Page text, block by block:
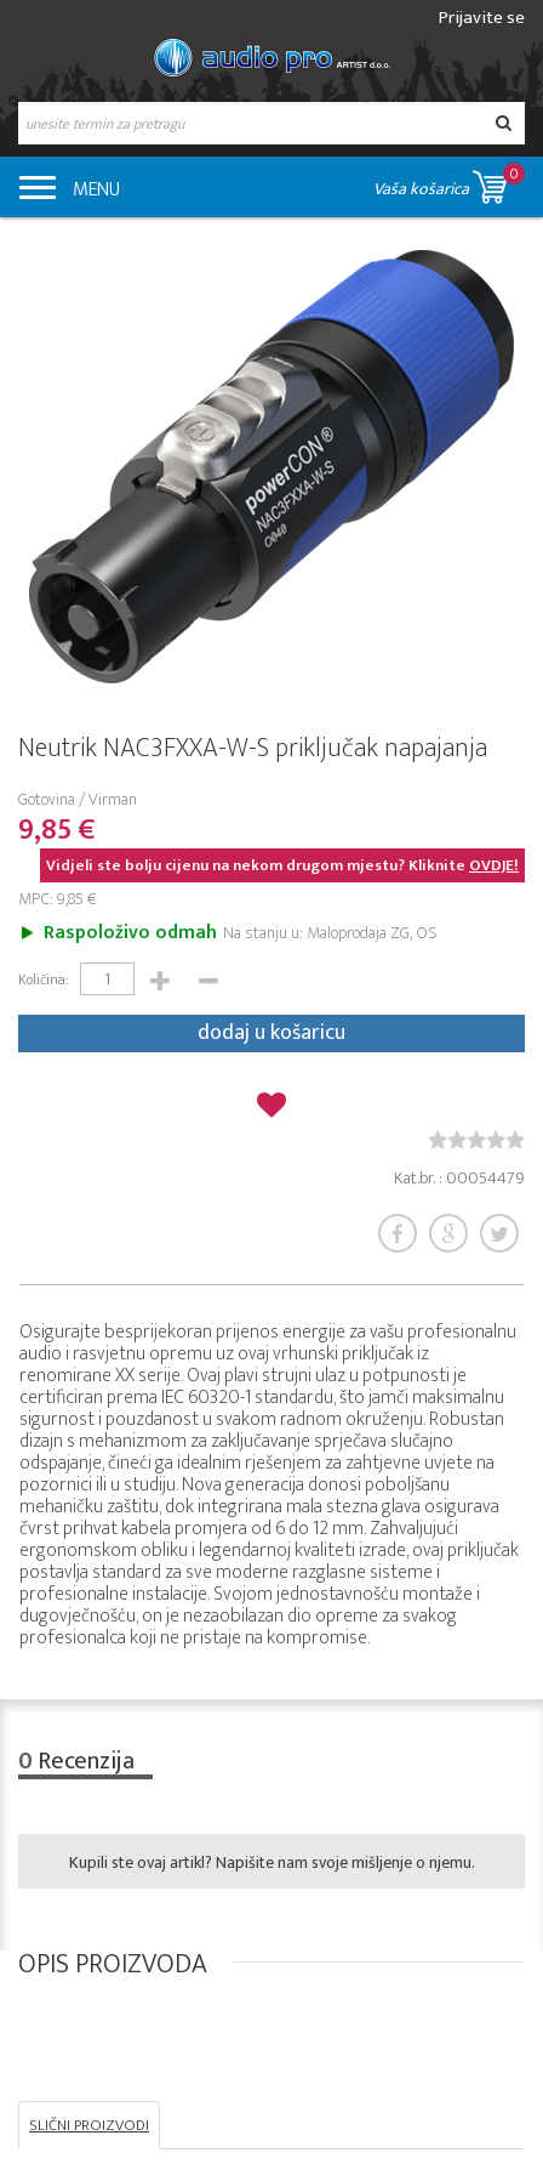
Prijavite se
MENU Vaša košarica
0
Neutrik NAC3FXXA-W-S priključak napajanja
Gotovina / Virman
9,85 €
Vidjeli ste bolju cijenu na nekom drugom mjestu? KlikniteOVDJE!
MPC: 9,85 €
Raspoloživo odmah Na stanju u: Maloprodaja ZG, OS
Količina:
dodaj u košaricu
Kat.br. : 00054479
Osigurajte besprijekoran prijenos energije za vašu profesionalnu
audio i rasvjetnu opremu uz ovaj vrhunski priključak iz
renomirane XX serije. Ovaj plavi strujni ulaz u potpunosti je
certificiran prema IEC 60320-1 standardu, što jamči maksimalnu
sigurnost i pouzdanost u svakom radnom okruženju. Robustan
dizajn s mehanizmom za zaključavanje sprječava slučajno
odspajanje, čineći ga idealnim rješenjem za zahtjevne uvjete na
pozornici ili u studiju. Nova generacija donosi poboljšanu
mehaničku zaštitu, dok integrirana mala stezna glava osigurava
čvrst prihvat kabela promjera od 6 do 12 mm. Zahvaljujući
ergonomskom obliku i legendarnoj kvaliteti izrade, ovaj priključak
postavlja standard za sve moderne razglasne sisteme i
profesionalne instalacije. Svojom jednostavnošću montaže i
dugovječnošću, on je nezaobilazan dio opreme za svakog
profesionalca koji ne pristaje na kompromise.
0 Recenzija
Kupili ste ovaj artikl? Napišite nam svoje mišljenje o njemu.
OPIS PROIZVODA
SLIČNI PROIZVODI